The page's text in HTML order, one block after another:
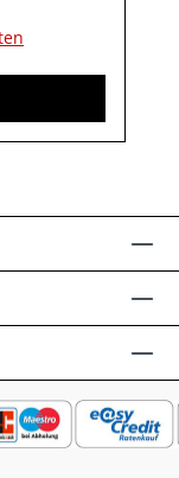
auf
nicht